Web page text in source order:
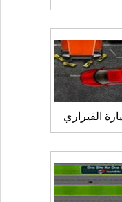
الفيراري